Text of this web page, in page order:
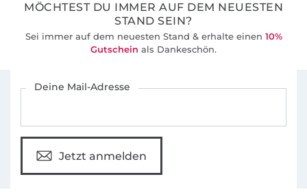
MÖCHTEST DU IMMER AUF DEM NEUESTEN
STAND SEIN?
Sei immer auf dem neuesten Stand & erhalte einen 10%
Gutschein als Dankeschön.
Deine Mail-Adresse
Jetzt anmelden